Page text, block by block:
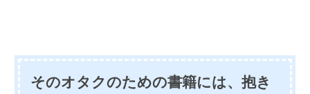
そのオタクのための書籍には、抱き